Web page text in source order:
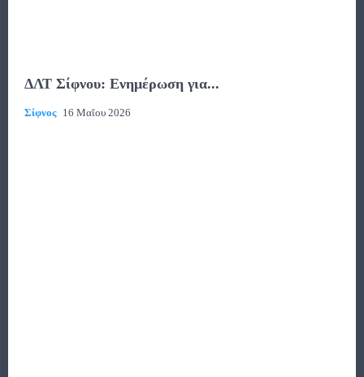
ΔΛΤ Σίφνου: Ενημέρωση για...
Σίφνος 16 Μαΐου 2026